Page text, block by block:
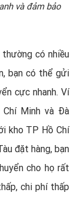
và đảm bảo
có nhiều
bạn có thể gửi
cực nhanh. Ví
Minh và Đà
kho TP Hồ Chí
đặt hàng, bạn
cho họ rất
chi phí thấp